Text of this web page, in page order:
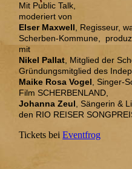
Mit Public Talk,
moderiert von
Elser Maxwell , Regisseur,
Scherben-Kommune,
mit
Nikel Pallat , Mitglied der
Gründungsmitglied des
Maike Rosa Vogel , Singer-
Film SCHERBENLAND,
Johanna Zeul , Sängerin &
den RIO REISER
Tickets beiEventfrog